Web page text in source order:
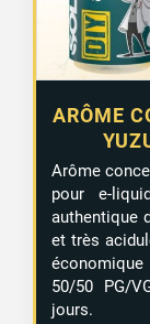
ARÔME
Arôme
pour e-
authentique
et très
50/50 PG/
jours.